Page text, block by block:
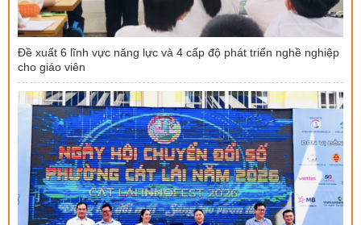
Đề xuất 6 lĩnh vực năng lực và 4 cấp độ phát triển nghề nghiệp
cho giáo viên